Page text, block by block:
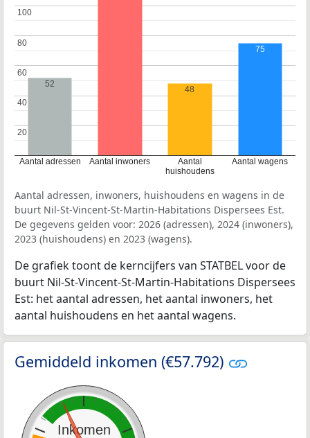
Aantal adressen Aantal inwoners
Aantal
huishoudens
Aantal wagens
20
20
40
40
60
60
80
80
100
100
52
48
75
Aantal adressen, inwoners, huishoudens en wagens in de
buurt Nil-St-Vincent-St-Martin-Habitations Dispersees Est.
De gegevens gelden voor: 2026 (adressen), 2024 (inwoners),
2023 (huishoudens) en 2023 (wagens).
De grafiek toont de kerncijfers van STATBEL voor de
buurt Nil-St-Vincent-St-Martin-Habitations Dispersees
Est: het aantal adressen, het aantal inwoners, het
aantal huishoudens en het aantal wagens.
Gemiddeld inkomen (€57.792)
Inkomen